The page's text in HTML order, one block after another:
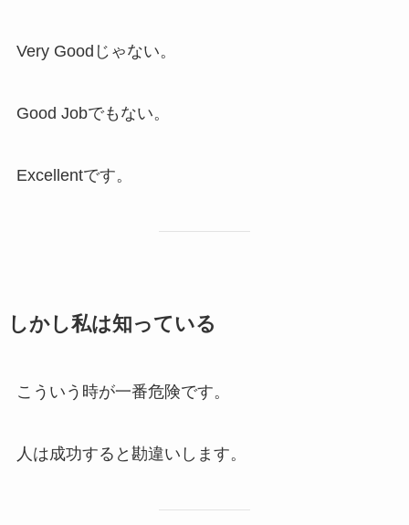
Very Goodじゃない。
Good Jobでもない。
Excellentです。
しかし私は知っている
こういう時が一番危険です。
人は成功すると勘違いします。